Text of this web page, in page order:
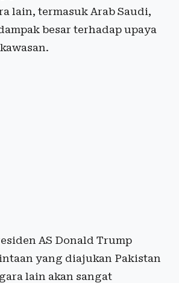
lain, termasuk Arab Saudi,
besar terhadap upaya
AS Donald Trump
yang diajukan Pakistan
lain akan sangat